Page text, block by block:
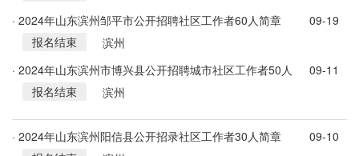
· 2024年山东滨州邹平市公开招聘社区工作者60人简章
09-19
报名结束
滨州
· 2024年山东滨州市博兴县公开招聘城市社区工作者50人
公告
09-11
报名结束
滨州
· 2024年山东滨州阳信县公开招录社区工作者30人简章
09-10